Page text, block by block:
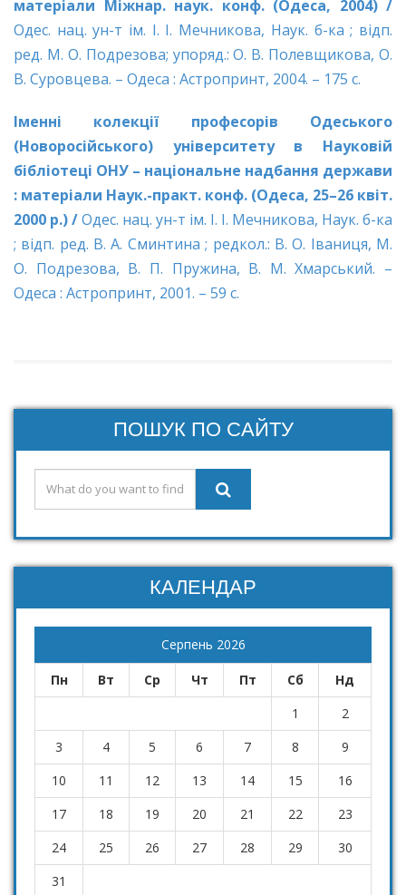
матеріали Міжнар. наук. конф. (Одеса, 2004) /
Одес. нац. ун-т ім. І. І. Мечникова, Наук. б-ка ; відп.
ред. М. О. Подрезова; упоряд.: О. В. Полевщикова, О.
В. Суровцева. – Одеса : Астропринт, 2004. – 175 с.
Іменні колекції професорів Одеського
(Новоросійського) університету в Науковій
бібліотеці ОНУ – національне надбання держави
: матеріали Наук.-практ. конф. (Одеса, 25–26 квіт.
2000 р.) /Одес. нац. ун-т ім. І. І. Мечникова, Наук. б-ка
; відп. ред. В. А. Сминтина ; редкол.: В. О. Іваниця, М.
О. Подрезова, В. П. Пружина, В. М. Хмарський. –
Одеса : Астропринт, 2001. – 59 с.
ПОШУК ПО САЙТУ
КАЛЕНДАР
Серпень 2026
Пн Вт Ср Чт Пт Сб
Нд
1
2
3
4 5 6 7 8
9
10
11 12 13 14 15
16
17
18 19 20 21 22
23
24
25 26 27 28 29
30
31